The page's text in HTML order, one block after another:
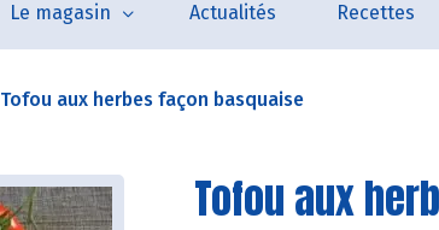
Le magasin Actualités Recettes
Tofou aux herbes façon basquaise
Tofou aux